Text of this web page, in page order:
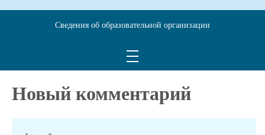
0
Новый комментарий
Сведения об образовательной организации